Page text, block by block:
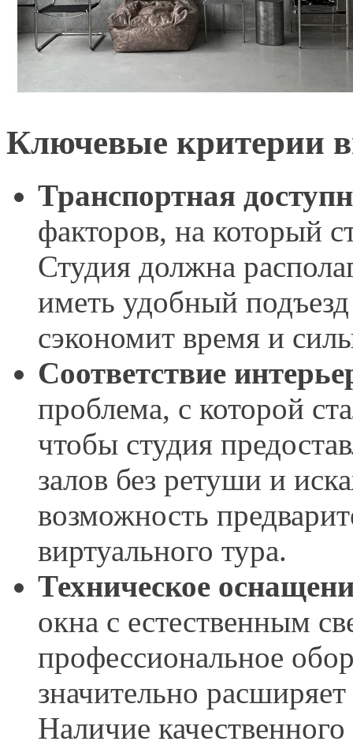
Ключевые критерии
Транспортная
факторов, на который
Студия должна
иметь удобный
сэкономит время и
Соответствие
проблема, с которой
чтобы студия
залов без ретуши и
возможность
виртуального тура.
Техническое
окна с естественным
профессиональное
значительно
Наличие